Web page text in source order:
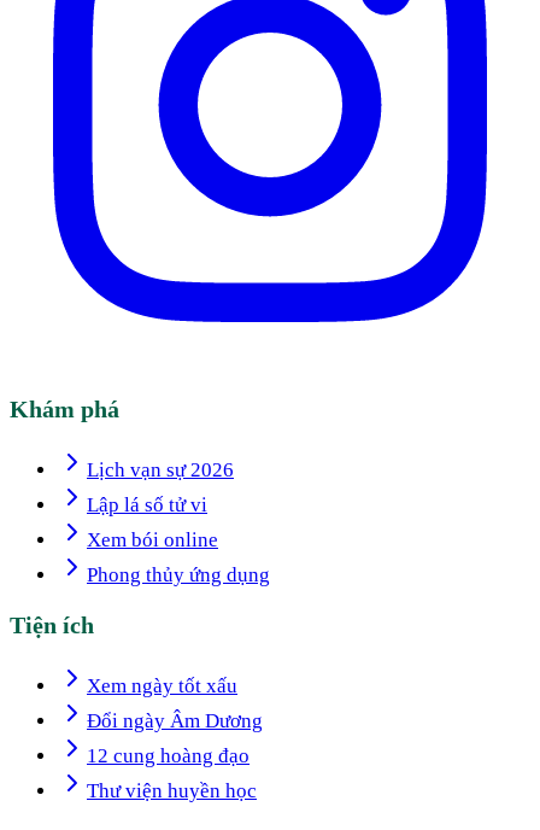
Khám phá
Lịch vạn sự 2026
Lập lá số tử vi
Xem bói online
Phong thủy ứng dụng
Tiện ích
Xem ngày tốt xấu
Đổi ngày Âm Dương
12 cung hoàng đạo
Thư viện huyền học